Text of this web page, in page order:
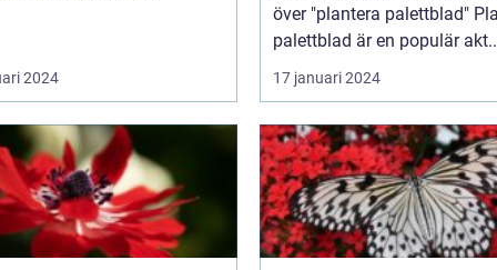
2024
över "plantera palettblad" Plantera
palettblad är en populär
17 januari 2024